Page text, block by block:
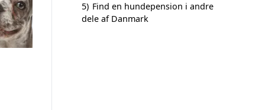
5) Find en hundepension i andre
dele af Danmark